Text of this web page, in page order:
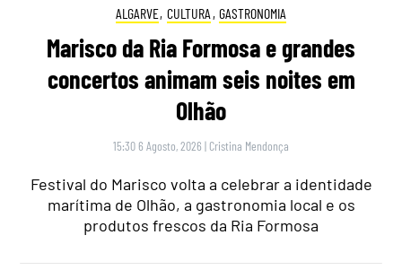
ALGARVE, CULTURA , GASTRONOMIA
Marisco da Ria Formosa e grandes
concertos animam seis noites em
Olhão
15:30 6 Agosto, 2026 | Cristina Mendonça
Festival do Marisco volta a celebrar a identidade
marítima de Olhão, a gastronomia local e os
produtos frescos da Ria Formosa